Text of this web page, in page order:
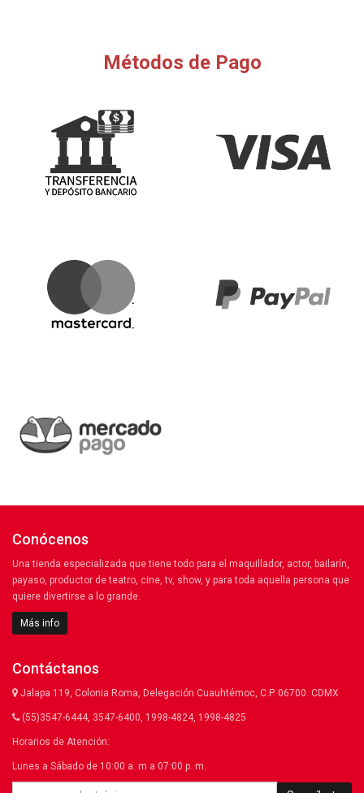
Métodos de Pago
Conócenos
Una tienda especializada que tiene todo para el maquillador, actor, bailarín,
payaso, productor de teatro, cine, tv, show, y para toda aquella persona que
quiere divertirse a lo grande.
Más info
Contáctanos
Jalapa 119, Colonia Roma, Delegación Cuauhtémoc, C.P. 06700. CDMX
(55)3547-6444, 3547-6400, 1998-4824, 1998-4825
Horarios de Atención:
Lunes a Sábado de 10:00 a. m a 07:00 p. m.